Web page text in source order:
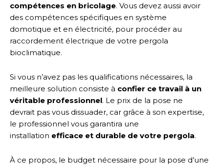
compétences en bricolage. Vous devez aussi avoir
des compétences spécifiques en système
domotique et en électricité, pour procéder au
raccordement électrique de votre pergola
bioclimatique.
Si vous n’avez pas les qualifications nécessaires, la
meilleure solution consiste à confier ce travail à un
véritable professionnel. Le prix de la pose ne
devrait pas vous dissuader, car grâce à son expertise,
le professionnel vous garantira une
installation efficace et durable de votre pergola.
À ce propos, le budget nécessaire pour la pose d’une